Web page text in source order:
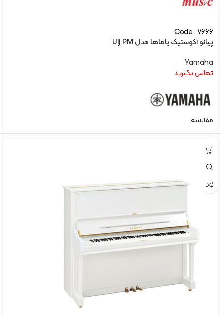
Code : 7666
پیانو آکوستیک یاماها مدل U1J PM
Yamaha
تماس بگیرید
مقایسه